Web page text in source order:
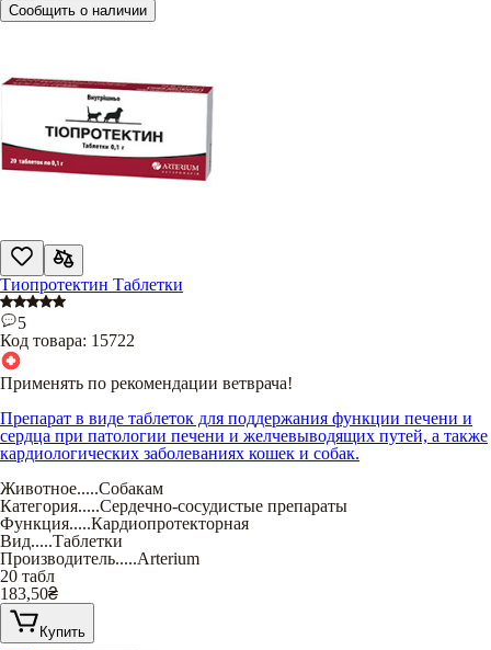
Сообщить о наличии
Тиопротектин Таблетки
5
Код товара: 15722
Применять по рекомендации ветврача!
Препарат в виде таблеток для поддержания функции печени и
сердца при патологии печени и желчевыводящих путей, а также
кардиологических заболеваниях кошек и собак.
Животное.....Собакам
Категория.....Сердечно-сосудистые препараты
Функция.....Кардиопротекторная
Вид.....Таблетки
Производитель.....Arterium
20 табл
183,50₴
Купить